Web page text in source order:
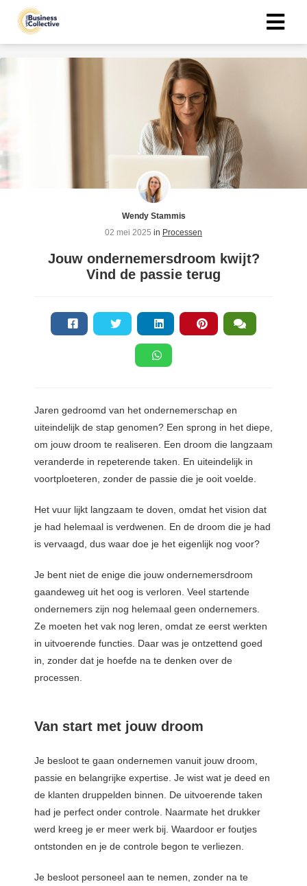
Wendy Stammis
02 mei 2025 in Processen
Jouw ondernemersdroom kwijt?
Vind de passie terug
Jaren gedroomd van het ondernemerschap en
uiteindelijk de stap genomen? Een sprong in het diepe,
om jouw droom te realiseren. Een droom die langzaam
veranderde in repeterende taken. En uiteindelijk in
voortploeteren, zonder de passie die je ooit voelde.
Het vuur lijkt langzaam te doven, omdat het vision dat
je had helemaal is verdwenen. En de droom die je had
is vervaagd, dus waar doe je het eigenlijk nog voor?
Je bent niet de enige die jouw ondernemersdroom
gaandeweg uit het oog is verloren. Veel startende
ondernemers zijn nog helemaal geen ondernemers.
Ze moeten het vak nog leren, omdat ze eerst werkten
in uitvoerende functies. Daar was je ontzettend goed
in, zonder dat je hoefde na te denken over de
processen.
Van start met jouw droom
Je besloot te gaan ondernemen vanuit jouw droom,
passie en belangrijke expertise. Je wist wat je deed en
de klanten druppelden binnen. De uitvoerende taken
had je perfect onder controle. Naarmate het drukker
werd kreeg je er meer werk bij. Waardoor er foutjes
ontstonden en je de controle begon te verliezen.
Je besloot personeel aan te nemen, zonder na te
worden
op
gebruikt
te
Hierdoor